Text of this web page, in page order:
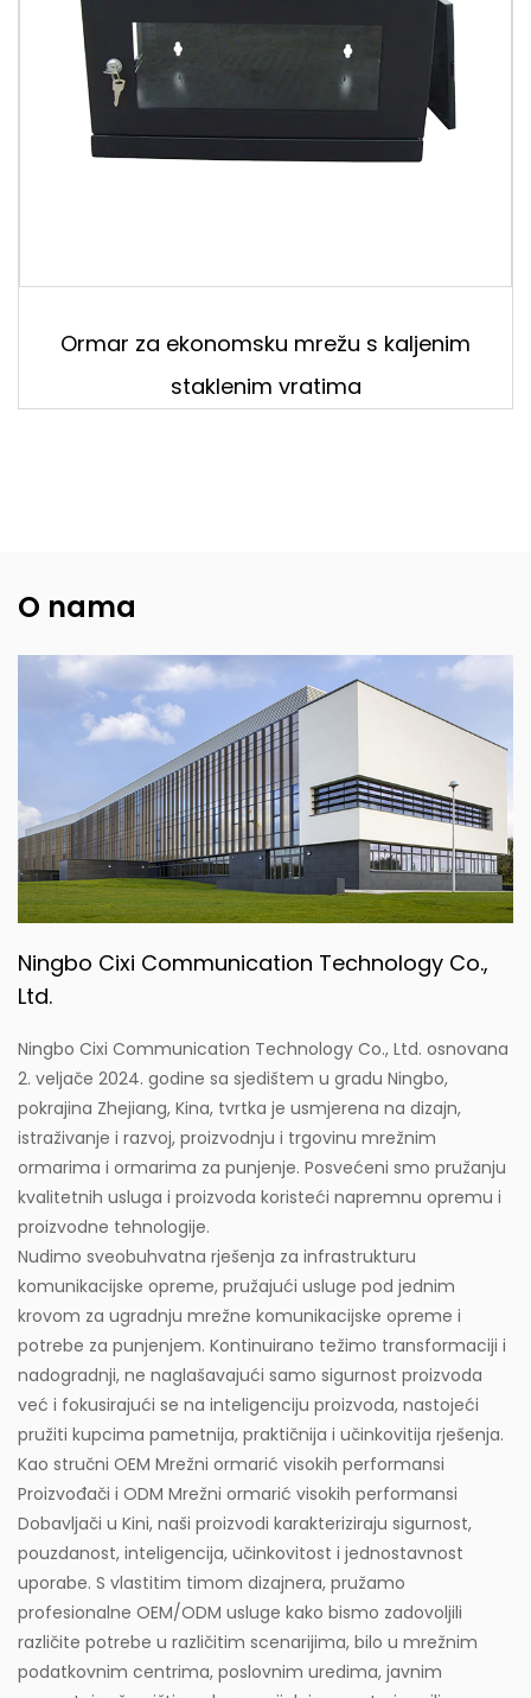
Ormar za ekonomsku mrežu s kaljenim
staklenim vratima
O nama
Ningbo Cixi Communication Technology Co.,
Ltd.
Ningbo Cixi Communication Technology Co., Ltd. osnovana
2. veljače 2024. godine sa sjedištem u gradu Ningbo,
pokrajina Zhejiang, Kina, tvrtka je usmjerena na dizajn,
istraživanje i razvoj, proizvodnju i trgovinu mrežnim
ormarima i ormarima za punjenje. Posvećeni smo pružanju
kvalitetnih usluga i proizvoda koristeći napremnu opremu i
proizvodne tehnologije.
Nudimo sveobuhvatna rješenja za infrastrukturu
komunikacijske opreme, pružajući usluge pod jednim
krovom za ugradnju mrežne komunikacijske opreme i
potrebe za punjenjem. Kontinuirano težimo transformaciji i
nadogradnji, ne naglašavajući samo sigurnost proizvoda
već i fokusirajući se na inteligenciju proizvoda, nastojeći
pružiti kupcima pametnija, praktičnija i učinkovitija rješenja.
Kao stručni OEM Mrežni ormarić visokih performansi
Proizvođači i ODM Mrežni ormarić visokih performansi
Dobavljači u Kini, naši proizvodi karakteriziraju sigurnost,
pouzdanost, inteligencija, učinkovitost i jednostavnost
uporabe. S vlastitim timom dizajnera, pružamo
profesionalne OEM/ODM usluge kako bismo zadovoljili
različite potrebe u različitim scenarijima, bilo u mrežnim
podatkovnim centrima, poslovnim uredima, javnim